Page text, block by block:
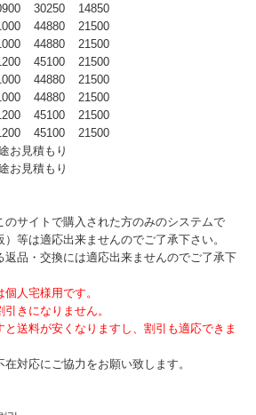
30250
14850
44880
21500
44880
21500
45100
21500
44880
21500
44880
21500
45100
21500
45100
21500
お見積もり
お見積もり
のサイトで購入された方のみのシステムで
等は適応出来ませんのでご了承下さい。
返品・交換には適応出来ませんのでご了承下
人宅様用です。
きになりません。
送料が安くなりますし、割引も適応できま
対応にご協力をお願い致します。